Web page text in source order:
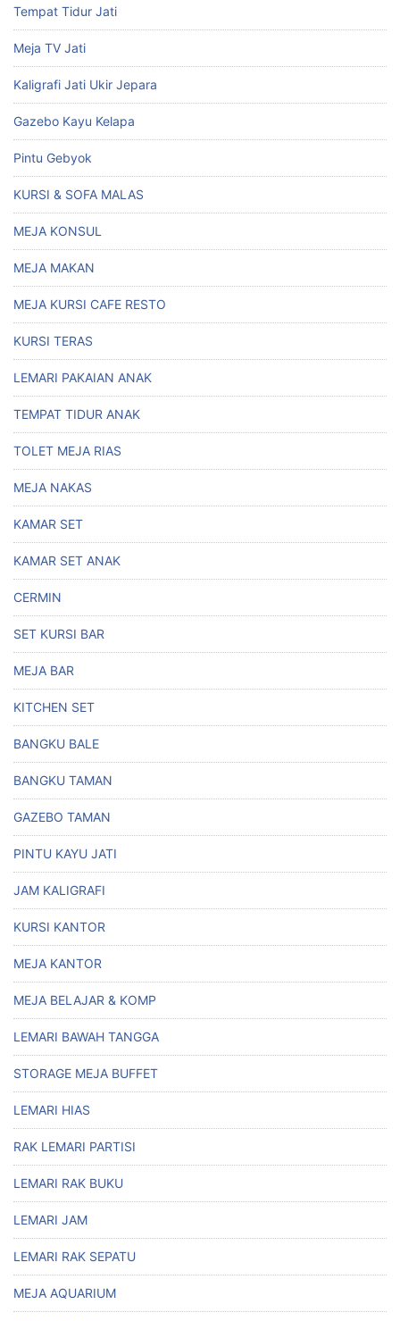
Tempat Tidur Jati
Meja TV Jati
Kaligrafi Jati Ukir Jepara
Gazebo Kayu Kelapa
Pintu Gebyok
KURSI & SOFA MALAS
MEJA KONSUL
MEJA MAKAN
MEJA KURSI CAFE RESTO
KURSI TERAS
LEMARI PAKAIAN ANAK
TEMPAT TIDUR ANAK
TOLET MEJA RIAS
MEJA NAKAS
KAMAR SET
KAMAR SET ANAK
CERMIN
SET KURSI BAR
MEJA BAR
KITCHEN SET
BANGKU BALE
BANGKU TAMAN
GAZEBO TAMAN
PINTU KAYU JATI
JAM KALIGRAFI
KURSI KANTOR
MEJA KANTOR
MEJA BELAJAR & KOMP
LEMARI BAWAH TANGGA
STORAGE MEJA BUFFET
LEMARI HIAS
RAK LEMARI PARTISI
LEMARI RAK BUKU
LEMARI JAM
LEMARI RAK SEPATU
MEJA AQUARIUM